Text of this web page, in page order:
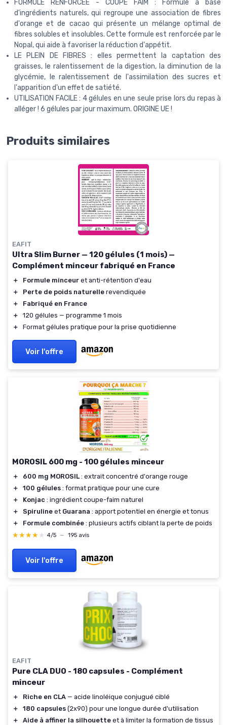
FORMULE RENFORCEE - COUPE FAIM : Formule à base
d'ingrédients naturels, qui regroupe une association de fibres
d'orange et de cacao qui présente un mélange optimal de
fibres solubles et insolubles. Cette formule est renforcée par le
Nopal, qui aide à favoriser la réduction d'appétit.
LE PLEIN DE FIBRES : elles permettent la captation des
graisses, le ralentissement de la digestion, la diminution de la
glycémie, le ralentissement de l'assimilation des sucres et
l'apparition d'un effet de satiété.
UTILISATION FACILE : 4 gélules en une seule prise lors du repas à
alléger ! 6 gélules par jour maximum. ORIGINE UE !
Produits similaires
EAFIT
Ultra Slim Burner — 120 gélules (1 mois) —
Complément minceur fabriqué en France
＋ Formule minceur et anti-rétention d'eau
＋
Perte de poids naturelle revendiquée
＋
Fabriqué en France
＋
120 gélules — programme 1 mois
＋
Format gélules pratique pour la prise quotidienne
Voir l'offre
MOROSIL 600 mg - 100 gélules minceur
＋ 600 mg MOROSIL : extrait concentré d'orange rouge
＋
100 gélules : format pratique pour une cure
＋
Konjac : ingrédient coupe-faim naturel
＋
Spiruline et Guarana : apport potentiel en énergie et tonus
＋
Formule combinée : plusieurs actifs ciblant la perte de poids
★★★★★
★★★★★ 4/5 — 195 avis
Voir l'offre
EAFIT
Pure CLA DUO - 180 capsules - Complément
minceur
＋ Riche en CLA — acide linoléique conjugué ciblé
＋
180 capsules (2x90) pour une longue durée d'utilisation
＋
Aide à affiner la silhouette et à limiter la formation de tissus